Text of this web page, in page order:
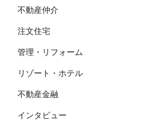
不動産仲介
注文住宅
管理・リフォーム
リゾート・ホテル
不動産金融
インタビュー